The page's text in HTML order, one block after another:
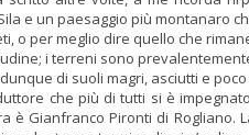
e un paesaggio più montanaro
o per meglio dire quello che
i terreni sono
di suoli magri, asciutti e
che più di tutti si è
è Gianfranco Pironti di Rogliano.